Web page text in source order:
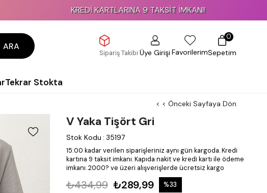
KREDİ KARTLARINA 9 TAKSİT İMKANI!
ARA
Sipariş Takibi Üye GirişiFavorilerimSepetim
0
Tekrar Stokta
< < Önceki Sayfaya Dön
V Yaka Tişört Gri
Stok Kodu : 35197
15:00 kadar verilen siparişleriniz aynı gün kargoda. Kredi
kartına 9 taksit imkanı. Kapıda nakit ve kredi kartı ile ödeme
imkanı. 2000? ve üzeri alışverişlerde ücretsiz kargo
₺434,99 ₺289,99 %33